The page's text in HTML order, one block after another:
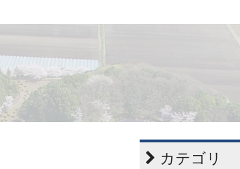
カテゴリ